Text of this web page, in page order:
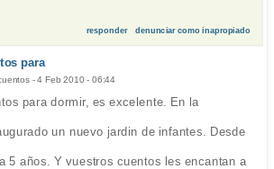
responder denunciar como inapropiado
para
-4 Feb 2010 - 06:44
para dormir, es excelente. En la
un nuevo jardin de infantes. Desde
5 años. Y vuestros cuentos les encantan a